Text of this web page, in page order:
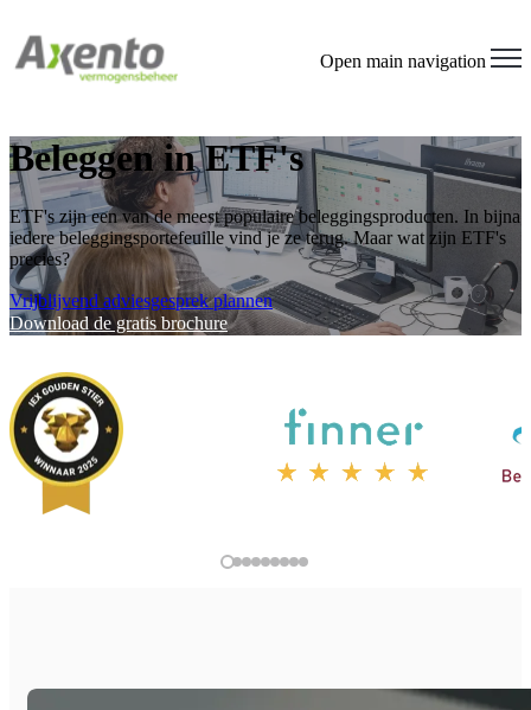
Open main navigation
Beleggen in ETF's
ETF's zijn een van de meest populaire beleggingsproducten. In bijna
iedere beleggingsportefeuille vind je ze terug. Maar wat zijn ETF's
precies?
Vrijblijvend adviesgesprek plannen
Download de gratis brochure